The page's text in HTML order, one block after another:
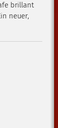
brillant
neuer,